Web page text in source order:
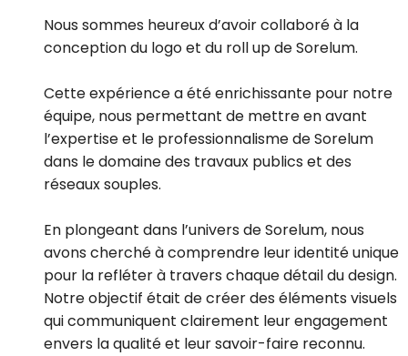
Nous sommes heureux d’avoir collaboré à la
conception du logo et du roll up de Sorelum.
Cette expérience a été enrichissante pour notre
équipe, nous permettant de mettre en avant
l’expertise et le professionnalisme de Sorelum
dans le domaine des travaux publics et des
réseaux souples.
En plongeant dans l’univers de Sorelum, nous
avons cherché à comprendre leur identité unique
pour la refléter à travers chaque détail du design.
Notre objectif était de créer des éléments visuels
qui communiquent clairement leur engagement
envers la qualité et leur savoir-faire reconnu.